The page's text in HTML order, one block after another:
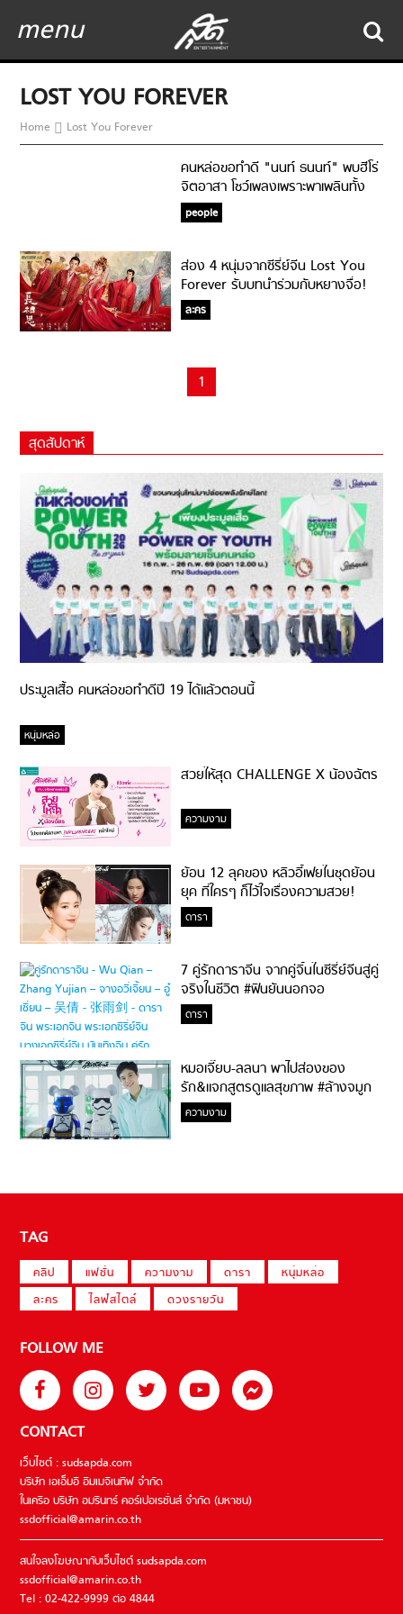
menu
LOST YOU FOREVER
Home Lost You Forever
คนหล่อขอทำดี "นนท์ ธนนท์" พบฮีโร่
จิตอาสา โชว์เพลงเพราะพาเพลินทั้ง
โรงพยาบาล
people
ส่อง 4 หนุ่มจากซีรี่ย์จีน Lost You
Forever รับบทนำร่วมกับหยางจื่อ!
ละคร
1
สุดสัปดาห์
ประมูลเสื้อ คนหล่อขอทำดีปี 19 ได้แล้วตอนนี้
หนุ่มหล่อ
สวยให้สุด CHALLENGE X น้องฉัตร
ความงาม
ย้อน 12 ลุคของ หลิวอี้เฟยในชุดย้อน
ยุค ที่ใครๆ ก็ไว้ใจเรื่องความสวย!
ดารา
7 คู่รักดาราจีน จากคู่จิ้นในซีรี่ย์จีนสู่คู่
จริงในชีวิต #ฟินยันนอกจอ
ดารา
หมอเจี๊ยบ-ลลนา พาไปส่องของ
รัก&แจกสูตรดูแลสุขภาพ #ล้างจมูก
ไม่ยากจะสอนให้
ความงาม
TAG
คลิป แฟชั่น ความงาม ดารา
หนุ่มหล่อ
ละคร
ไลฟ์สไตล์ ดวงรายวัน
FOLLOW ME
CONTACT
เว็บไซต์ : sudsapda.com
บริษัท เอเอ็มอี อิมเมจิเนทีฟ จำกัด
ในเครือ บริษัท อมรินทร์ คอร์เปอเรชั่นส์ จำกัด (มหาชน)
ssdofficial@amarin.co.th
สนใจลงโฆษณากับเว็บไซต์ sudsapda.com
ssdofficial@amarin.co.th
Tel : 02-422-9999 ต่อ 4844